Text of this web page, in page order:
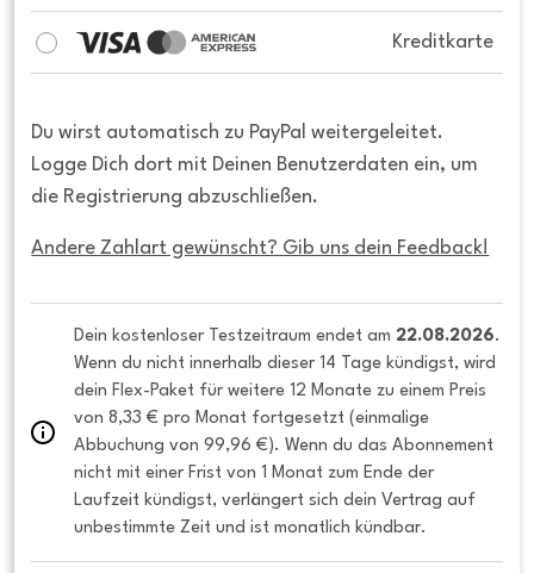
Kreditkarte
Du wirst automatisch zu PayPal weitergeleitet.
Logge Dich dort mit Deinen Benutzerdaten ein, um
die Registrierung abzuschließen.
Andere Zahlart gewünscht? Gib uns dein Feedback!
Dein kostenloser Testzeitraum endet am 22.08.2026.
Wenn du nicht innerhalb dieser 14 Tage kündigst, wird
dein Flex-Paket für weitere 12 Monate zu einem Preis
von 8,33 € pro Monat fortgesetzt (einmalige
Abbuchung von 99,96 €). Wenn du das Abonnement
nicht mit einer Frist von 1 Monat zum Ende der
Laufzeit kündigst, verlängert sich dein Vertrag auf
unbestimmte Zeit und ist monatlich kündbar.